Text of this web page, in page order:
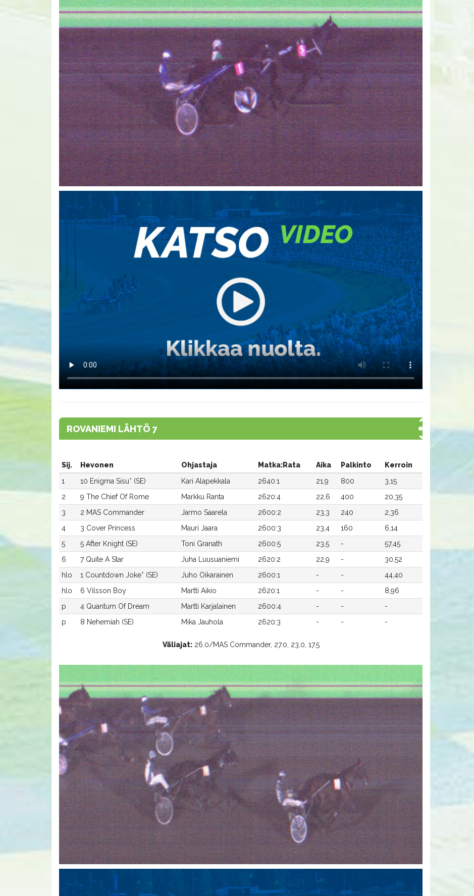
ROVANIEMI LÄHTÖ 7
Sij. Hevonen Ohjastaja Matka:Rata Aika Palkinto
Kerroin
1
10 Enigma Sisu* (SE) Kari Alapekkala 2640:1 21,9 800
3,15
2
9 The Chief Of Rome Markku Ranta 2620:4 22,6 400
20,35
3
2 MAS Commander Jarmo Saarela 2600:2 23,3 240
2,36
4
3 Cover Princess Mauri Jaara 2600:3 23,4 160
6,14
5
5 After Knight (SE) Toni Granath 2600:5 23,5 -
57,45
6
7 Quite A Star Juha Luusuaniemi 2620:2 22,9 -
30,52
hlo
1 Countdown Joke* (SE) Juho Oikarainen 2600:1 - -
44,40
hlo
6 Vilsson Boy Martti Aikio 2620:1 - -
8,96
p
4 Quantum Of Dream Martti Karjalainen 2600:4 - -
-
p
8 Nehemiah (SE) Mika Jauhola 2620:3 - - -
Väliajat:26.0/MAS Commander, 27.0, 23.0, 17.5